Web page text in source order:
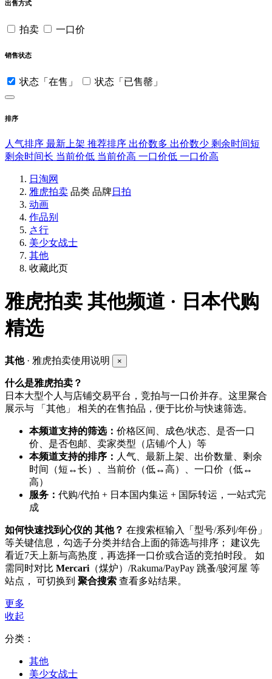
出售方式
拍卖 一口价
销售状态
状态「在售」 状态「已售罄」
排序
人气排序 最新上架 推荐排序 出价数多 出价数少 剩余时间短
剩余时间长 当前价低 当前价高 一口价低 一口价高
日淘网
雅虎拍卖 品类 品牌日拍
动画
作品别
さ行
美少女战士
其他
收藏此页
雅虎拍卖 其他频道 · 日本代购
精选
其他· 雅虎拍卖使用说明 ×
什么是雅虎拍卖？
日本大型个人与店铺交易平台，竞拍与一口价并存。这里聚合
展示与 「其他」 相关的在售拍品，便于比价与快速筛选。
本频道支持的筛选： 价格区间、成色/状态、是否一口
价、是否包邮、卖家类型（店铺/个人）等
本频道支持的排序： 人气、最新上架、出价数量、剩余
时间（短↔长）、当前价（低↔高）、一口价（低↔
高）
服务： 代购/代拍 + 日本国内集运 + 国际转运，一站式完
成
如何快速找到心仪的 其他？ 在搜索框输入「型号/系列/年份」
等关键信息，勾选子分类并结合上面的筛选与排序； 建议先
看近7天上新与高热度，再选择一口价或合适的竞拍时段。 如
需同时对比 Mercari （煤炉）/Rakuma/PayPay 跳蚤/骏河屋 等
站点， 可切换到 聚合搜索 查看多站结果。
更多
收起
分类：
其他
美少女战士